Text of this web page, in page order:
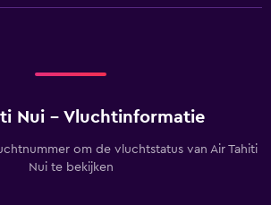
Nui - Vluchtinformatie
om de vluchtstatus van Air Tahiti
Nui te bekijken